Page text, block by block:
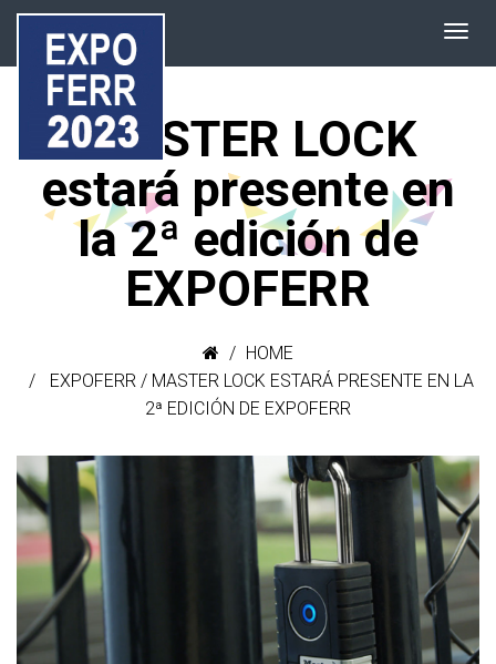
MASTER LOCK
estará presente en
la 2ª edición de
EXPOFERR
HOME
EXPOFERR /MASTER LOCK ESTARÁ PRESENTE EN LA
2ª EDICIÓN DE EXPOFERR